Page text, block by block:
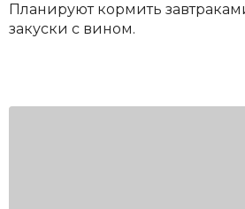
Планируют кормить
закуски с вином.